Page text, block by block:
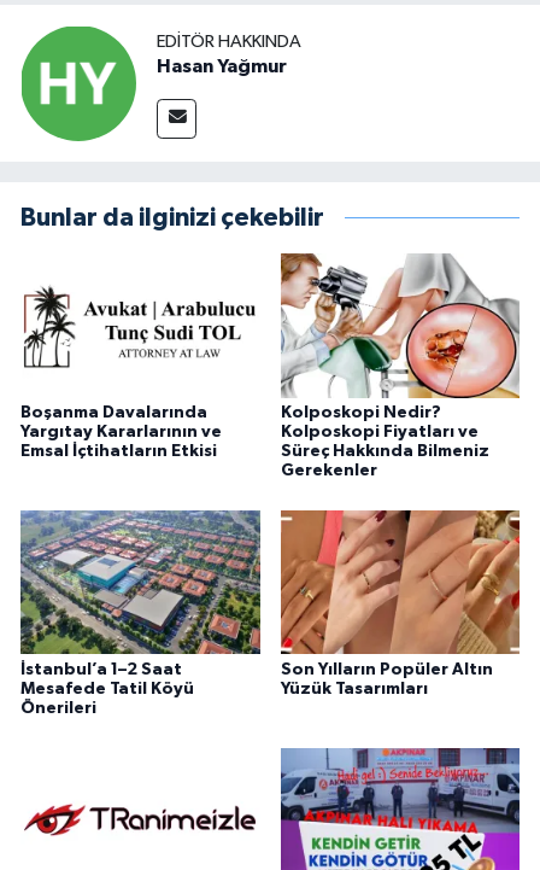
EDITÖR HAKKINDA
Hasan Yağmur
Bunlar da ilginizi çekebilir
Boşanma Davalarında
Yargıtay Kararlarının ve
Emsal İçtihatların Etkisi
Kolposkopi Nedir?
Kolposkopi Fiyatları ve
Süreç Hakkında Bilmeniz
Gerekenler
İstanbul’a 1–2 Saat
Mesafede Tatil Köyü
Önerileri
Son Yılların Popüler Altın
Yüzük Tasarımları